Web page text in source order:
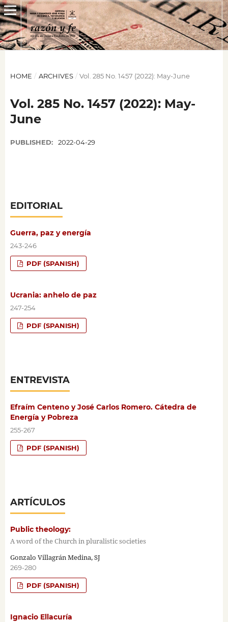
HOME / ARCHIVES / Vol. 285 No. 1457 (2022): May-June
Vol. 285 No. 1457 (2022): May-
June
PUBLISHED: 2022-04-29
EDITORIAL
Guerra, paz y energía
243-246
PDF (SPANISH)
Ucrania: anhelo de paz
247-254
PDF (SPANISH)
ENTREVISTA
Efraím Centeno y José Carlos Romero. Cátedra de
Energía y Pobreza
255-267
PDF (SPANISH)
ARTÍCULOS
Public theology:
A word of the Church in pluralistic societies
Gonzalo Villagrán Medina, SJ
269-280
PDF (SPANISH)
Ignacio Ellacuría